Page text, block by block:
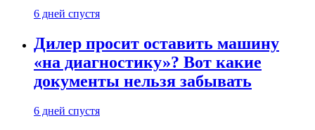
6 дней спустя
Дилер просит оставить машину
«на диагностику»? Вот какие
документы нельзя забывать
6 дней спустя